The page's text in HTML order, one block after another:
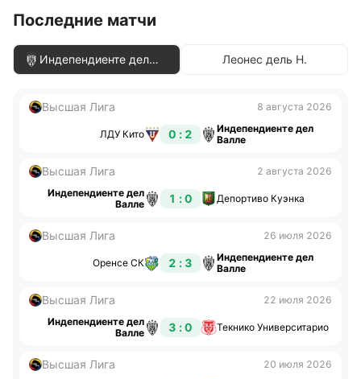
Последние матчи
Индепендиенте дел
Валле
Леонес дель Н.
Высшая Лига 8 августа 2026
ЛДУ Кито 0 : 2
Индепендиенте дел
Валле
Высшая Лига
2 августа 2026
Индепендиенте дел
Валле
1 : 0 Депортиво Куэнка
Высшая Лига 26 июля 2026
Оренсе СК 2 : 3
Индепендиенте дел
Валле
Высшая Лига
22 июля 2026
Индепендиенте дел
Валле
3 : 0 Текнико Университарио
Высшая Лига
20 июля 2026